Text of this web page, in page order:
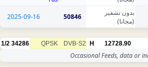
بدون تشفير
(مجانا)
50846
2025-09-16
12728.90
H
DVB-S2
QPSK
34286
1/2
Occasional Feeds, data or